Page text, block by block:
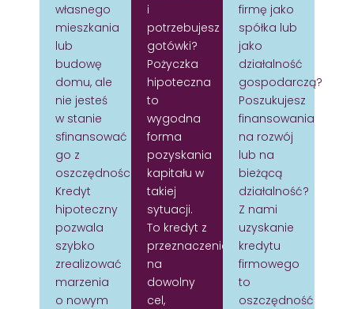
własnego
mieszkania
lub
budowę
domu, ale
nie jesteś
w stanie
sfinansować
go z
oszczędności?
Kredyt
hipoteczny
pozwala
szybko
zrealizować
marzenia
o nowym
i
potrzebujesz
gotówki?
Pożyczka
hipoteczna
to
wygodna
forma
pozyskania
kapitału w
takiej
sytuacji.
To kredyt z
przeznaczeniem
na
dowolny
cel,
firmę jako
spółka lub
jako
działalność
gospodarczą?
Poszukujesz
finansowania
na rozwój
lub na
bieżącą
działalność?
Z nami
uzyskanie
kredytu
firmowego
to
oszczędność